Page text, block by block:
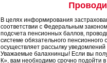
В целях информирования
соответствии с Федеральным
подсчета пенсионных баллов,
системе обязательного
осуществляет рассылку уведомлений
Уважаемые балахнинцы! Если вы
К», вам необходимо срочно подойти